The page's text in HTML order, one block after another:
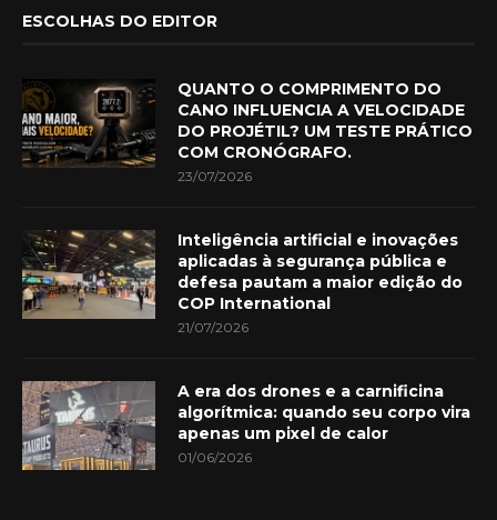
ESCOLHAS DO EDITOR
QUANTO O COMPRIMENTO DO
CANO INFLUENCIA A VELOCIDADE
DO PROJÉTIL? UM TESTE PRÁTICO
COM CRONÓGRAFO.
23/07/2026
Inteligência artificial e inovações
aplicadas à segurança pública e
defesa pautam a maior edição do
COP International
21/07/2026
A era dos drones e a carnificina
algorítmica: quando seu corpo vira
apenas um pixel de calor
01/06/2026